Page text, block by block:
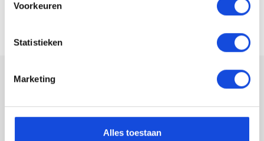
Voorkeuren
Statistieken
Marketing
Alles toestaan
Auto Keijzers